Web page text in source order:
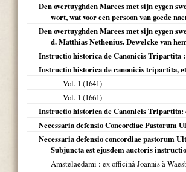
Den overtuyghden Marees met sijn eygen
wort, wat voor een persoon van goede
Den overtuyghden Marees met sijn eygen
d. Matthias Nethenius. Dewelcke van
Instructio historica de Canonicis Tripartita
Instructio historica de canonicis tripartita,
Vol. 1 (1641)
Vol. 1 (1661)
Instructio historica de Canonicis Tripartita:
Necessaria defensio Concordiae Pastorum
Necessaria defensio concordiae pastorum
Subjuncta est ejusdem auctoris
Amstelaedami : ex officinâ Joannis à